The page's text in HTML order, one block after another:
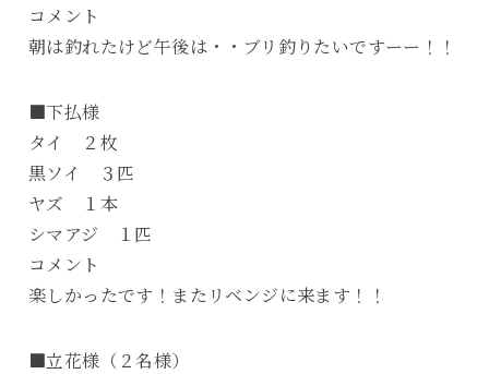
コメント
朝は釣れたけど午後は・・ブリ釣りたいですーー！！
■下払様
タイ ２枚
黒ソイ ３匹
ヤズ １本
シマアジ １匹
コメント
楽しかったです！またリベンジに来ます！！
■立花様（２名様）